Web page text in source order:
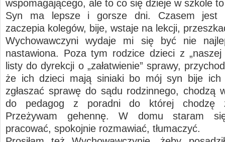
wspomagającego, ale to co się dzieje w szkole
Syn ma lepsze i gorsze dni. Czasem jest
zaczepia kolegów, bije, wstaje na lekcji,
Wychowawczyni wydaje mi się być nie
nastawiona. Poza tym rodzice dzieci z „naszej
listy do dyrekcji o „załatwienie” sprawy,
że ich dzieci mają siniaki bo mój syn bije ich
zgłaszać sprawę do sądu rodzinnego, chodzą
do pedagog z poradni do której chodzę
Przeżywam gehennę. W domu staram
pracować, spokojnie rozmawiać, tłumaczyć.